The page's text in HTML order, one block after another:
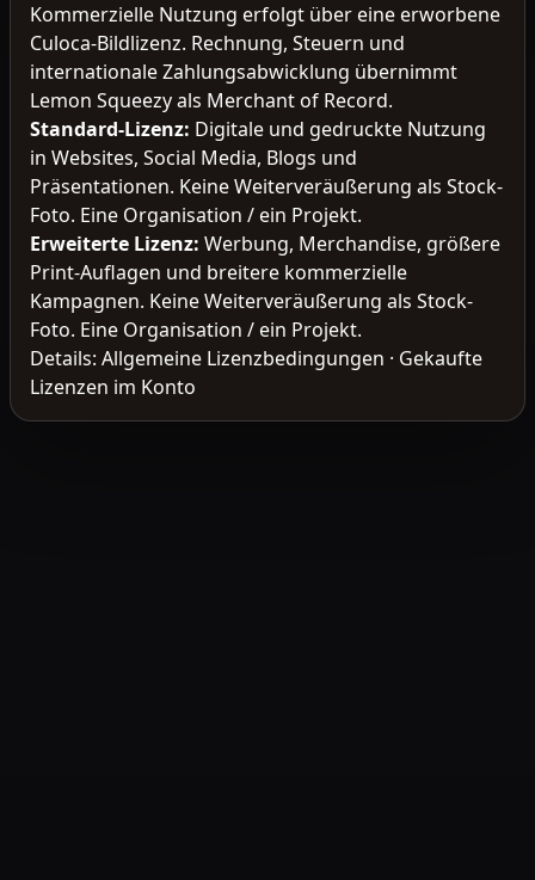
Kommerzielle Nutzung erfolgt über eine erworbene
Culoca-Bildlizenz. Rechnung, Steuern und
internationale Zahlungsabwicklung übernimmt
Lemon Squeezy als Merchant of Record.
Standard-Lizenz: Digitale und gedruckte Nutzung
in Websites, Social Media, Blogs und
Präsentationen. Keine Weiterveräußerung als Stock-
Foto. Eine Organisation / ein Projekt.
Erweiterte Lizenz: Werbung, Merchandise, größere
Print-Auflagen und breitere kommerzielle
Kampagnen. Keine Weiterveräußerung als Stock-
Foto. Eine Organisation / ein Projekt.
Details: Allgemeine Lizenzbedingungen · Gekaufte
Lizenzen im Konto